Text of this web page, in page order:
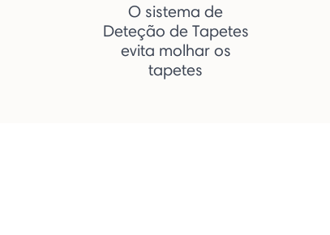
O sistema de
Deteção de Tapetes
evita molhar os
tapetes